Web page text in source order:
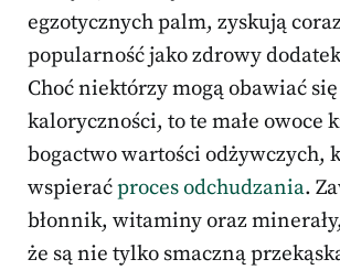
egzotycznych palm, zyskują
popularność jako zdrowy
Choć niektórzy mogą obawiać
kaloryczności, to te małe owoce
bogactwo wartości odżywczych,
wspieraćproces odchudzania.
błonnik, witaminy oraz
że są nie tylko smaczną